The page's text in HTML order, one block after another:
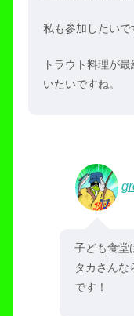
私も参加したいで
トラウト料理が
いたいですね。
子ども食堂
タカさんな
です！